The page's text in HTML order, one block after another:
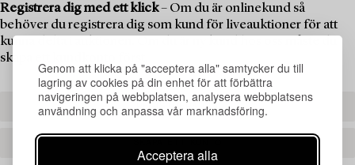
Genom att klicka på "acceptera alla" samtycker du till
lagring av cookies på din enhet för att förbättra
navigeringen på webbplatsen, analysera webbplatsens
användning och anpassa vår marknadsföring.
Acceptera alla
Registrera dig med ett klick– Om du är onlinekund så
behöver du registrera dig som kund för liveauktioner för att
kunna delta i auktionen. Om du är ny kund hos oss måste du
skapa ett kundkonto först.
REGISTRERA DIG